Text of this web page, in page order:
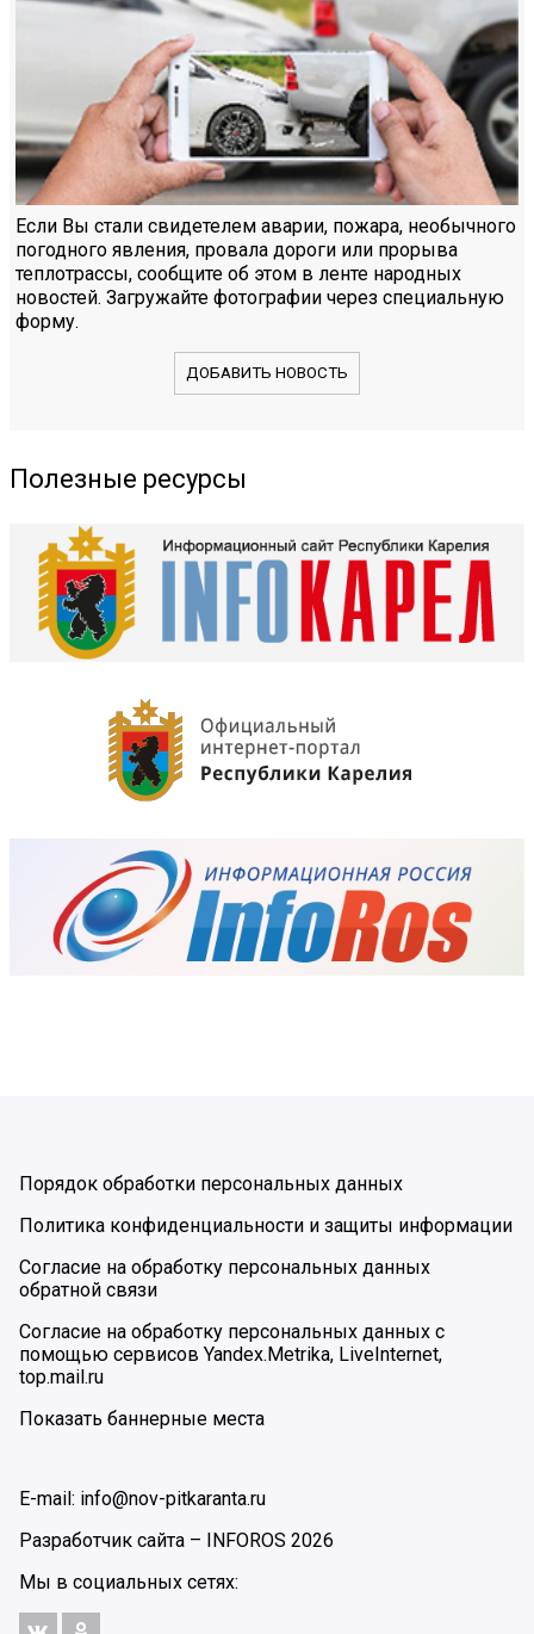
Если Вы стали свидетелем аварии, пожара, необычного
погодного явления, провала дороги или прорыва
теплотрассы, сообщите об этом в ленте народных
новостей. Загружайте фотографии через специальную
форму.
ДОБАВИТЬ НОВОСТЬ
Полезные ресурсы
Порядок обработки персональных данных
Политика конфиденциальности и защиты информации
Согласие на обработку персональных данных
обратной связи
Согласие на обработку персональных данных с
помощью сервисов Yandex.Metrika, LiveInternet,
top.mail.ru
Показать баннерные места
E-mail: info@nov-pitkaranta.ru
Разработчик сайта –
INFOROS 2026
Мы в социальных сетях: